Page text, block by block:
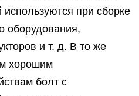
используются при сборке
оборудования,
и т. д. В то же
хорошим
болт с